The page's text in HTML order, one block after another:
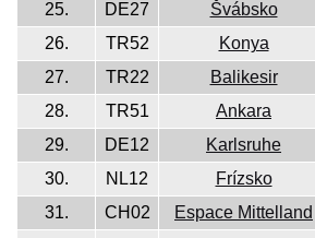
25. DE27 Švábsko
26.
TR52 Konya
27.
TR22 Balikesir
28.
TR51 Ankara
29.
DE12 Karlsruhe
30.
NL12 Frízsko
31.
CH02 Espace Mittelland